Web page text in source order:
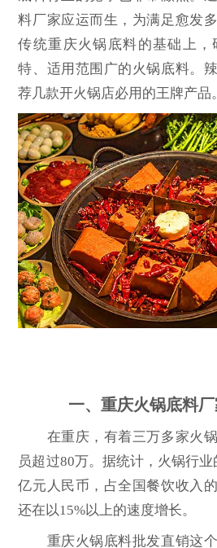
料厂家应运而生，为满足愈发
传统重庆火锅底料的基础上
特、适用范围广的火锅底料。
荐几款开火锅店必用的王牌产品。
一、重庆火锅底料
在重庆，有着三万多家火锅
员超过80万。据统计，火锅行
亿元人民币，占全国餐饮收入
还在以15%以上的速度增长。
重庆火锅底料批发直销这个